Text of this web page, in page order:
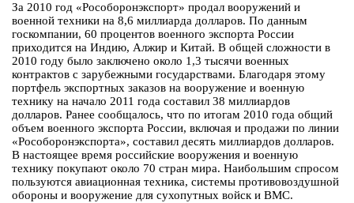
За 2010 год «Рособоронэкспорт» продал вооружений и
военной техники на 8,6 миллиарда долларов. По данным
госкомпании, 60 процентов военного экспорта России
приходится на Индию, Алжир и Китай. В общей сложности в
2010 году было заключено около 1,3 тысячи военных
контрактов с зарубежными государствами. Благодаря этому
портфель экспортных заказов на вооружение и военную
технику на начало 2011 года составил 38 миллиардов
долларов. Ранее сообщалось, что по итогам 2010 года общий
объем военного экспорта России, включая и продажи по линии
«Рособоронэкспорта», составил десять миллиардов долларов.
В настоящее время российские вооружения и военную
технику покупают около 70 стран мира. Наибольшим спросом
пользуются авиационная техника, системы противовоздушной
обороны и вооружение для сухопутных войск и ВМС.